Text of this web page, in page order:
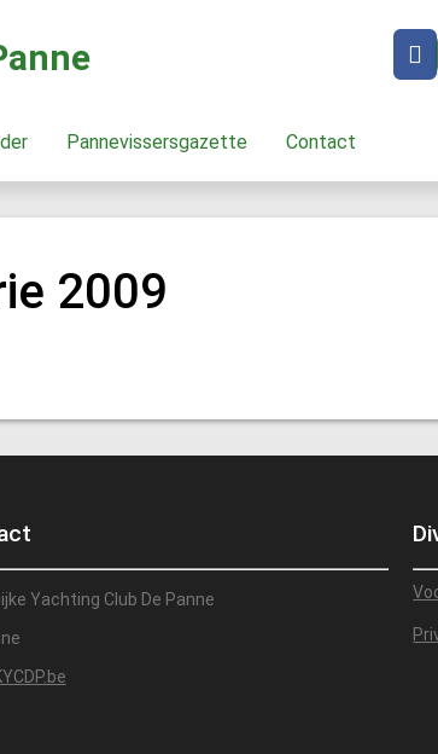
Pannevissersgazette Contact
2009
Yachting Club De Panne